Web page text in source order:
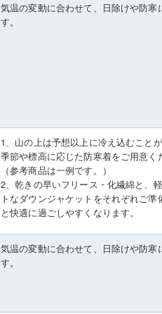
気温の変動に合わせて、日除けや防寒
す。
1、山の上は予想以上に冷え込むこと
季節や標高に応じた防寒着をご用意く
（参考商品は一例です。）
2、乾きの早いフリース・化繊綿と、
トなダウンジャケットをそれぞれご準
と快適に過ごしやすくなります。
気温の変動に合わせて、日除けや防寒
す。